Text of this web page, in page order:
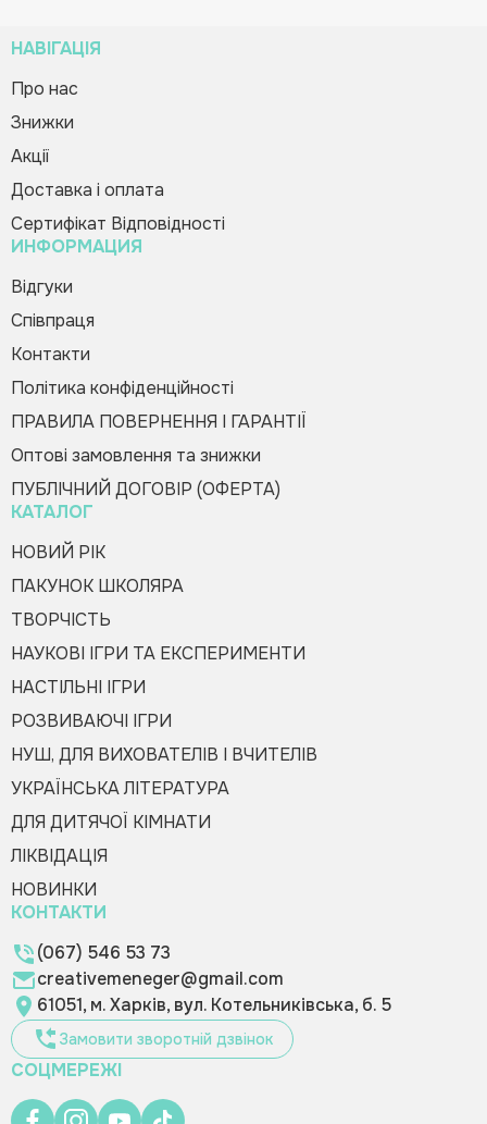
Оформити замовлення
НАВІГАЦІЯ
Про нас
Знижки
Акції
Доставка і оплата
Сертифікат Відповідності
ИНФОРМАЦИЯ
Відгуки
Співпраця
Контакти
Політика конфіденційності
ПРАВИЛА ПОВЕРНЕННЯ І ГАРАНТІЇ
Оптові замовлення та знижки
ПУБЛІЧНИЙ ДОГОВІР (ОФЕРТА)
КАТАЛОГ
НОВИЙ РІК
ПАКУНОК ШКОЛЯРА
ТВОРЧІСТЬ
НАУКОВІ ІГРИ ТА ЕКСПЕРИМЕНТИ
НАСТІЛЬНІ ІГРИ
РОЗВИВАЮЧІ ІГРИ
НУШ, ДЛЯ ВИХОВАТЕЛІВ І ВЧИТЕЛІВ
УКРАЇНСЬКА ЛІТЕРАТУРА
ДЛЯ ДИТЯЧОЇ КІМНАТИ
ЛІКВІДАЦІЯ
НОВИНКИ
КОНТАКТИ
(067) 546 53 73
creativemeneger@gmail.com
61051, м. Харків, вул. Котельниківська, б. 5
Замовити зворотній дзвінок
СОЦМЕРЕЖІ